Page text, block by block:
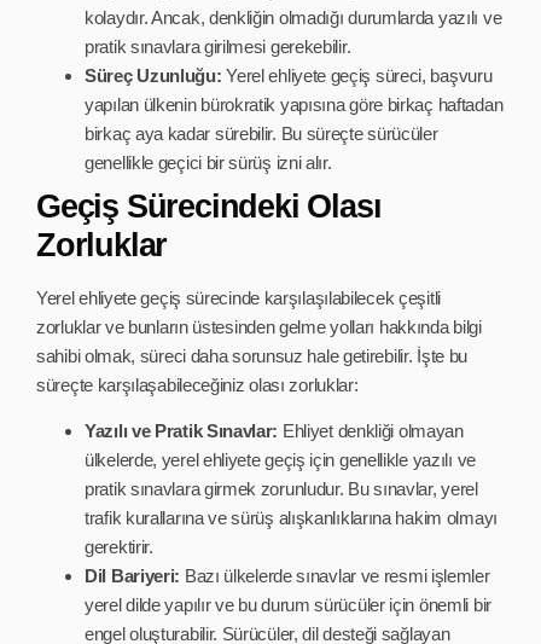
kolaydır. Ancak, denkliğin olmadığı durumlarda yazılı ve
pratik sınavlara girilmesi gerekebilir.
Süreç Uzunluğu: Yerel ehliyete geçiş süreci, başvuru
yapılan ülkenin bürokratik yapısına göre birkaç haftadan
birkaç aya kadar sürebilir. Bu süreçte sürücüler
genellikle geçici bir sürüş izni alır.
Geçiş Sürecindeki Olası
Zorluklar
Yerel ehliyete geçiş sürecinde karşılaşılabilecek çeşitli
zorluklar ve bunların üstesinden gelme yolları hakkında bilgi
sahibi olmak, süreci daha sorunsuz hale getirebilir. İşte bu
süreçte karşılaşabileceğiniz olası zorluklar:
Yazılı ve Pratik Sınavlar: Ehliyet denkliği olmayan
ülkelerde, yerel ehliyete geçiş için genellikle yazılı ve
pratik sınavlara girmek zorunludur. Bu sınavlar, yerel
trafik kurallarına ve sürüş alışkanlıklarına hakim olmayı
gerektirir.
Dil Bariyeri: Bazı ülkelerde sınavlar ve resmi işlemler
yerel dilde yapılır ve bu durum sürücüler için önemli bir
engel oluşturabilir. Sürücüler, dil desteği sağlayan